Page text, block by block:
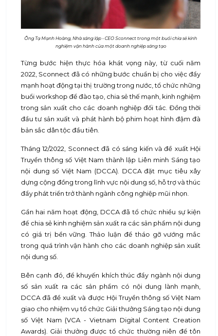
Ông Tạ Mạnh Hoàng, Nhà sáng lập - CEO Sconnect trong một buổi chia sẻ kinh
nghiệm vận hành của một doanh nghiệp sáng tạo
Từng bước hiện thực hóa khát vọng này, từ cuối năm
2022, Sconnect đã có những bước chuẩn bị cho việc đẩy
mạnh hoạt động tại thị trường trong nước, tổ chức những
buổi workshop để đào tạo, chia sẻ thế mạnh, kinh nghiệm
trong sản xuất cho các doanh nghiệp đối tác. Đồng thời
đầu tư sản xuất và phát hành bộ phim hoạt hình đậm đà
bản sắc dân tộc đầu tiên.
Tháng 12/2022, Sconnect đã có sáng kiến và đề xuất Hội
Truyền thông số Việt Nam thành lập Liên minh Sáng tạo
nội dung số Việt Nam (DCCA). DCCA đặt mục tiêu xây
dựng cộng đồng trong lĩnh vực nội dung số, hỗ trợ và thúc
đẩy phát triển trở thành ngành công nghiệp mũi nhọn.
Gần hai năm hoạt động, DCCA đã tổ chức nhiều sự kiện
để chia sẻ kinh nghiệm sản xuất ra các sản phẩm nội dung
có giá trị bền vững. Thảo luận để tháo gỡ vướng mắc
trong quá trình vận hành cho các doanh nghiệp sản xuất
nội dung số.
Bên cạnh đó, để khuyến khích thúc đẩy ngành nội dung
số sản xuất ra các sản phẩm có nội dung lành mạnh,
DCCA đã đề xuất và được Hội Truyền thông số Việt Nam
giao cho nhiệm vụ tổ chức Giải thưởng Sáng tạo nội dung
số Việt Nam (VCA - Vietnam Digital Content Creation
Awards). Giải thưởng được tổ chức thường niên để tôn